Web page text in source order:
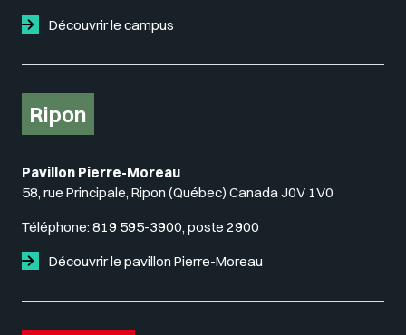
Découvrir le campus
Ripon
Pavillon Pierre-Moreau
58, rue Principale, Ripon (Québec) Canada J0V 1V0
Téléphone: 819 595-3900, poste 2900
Découvrir le pavillon Pierre-Moreau